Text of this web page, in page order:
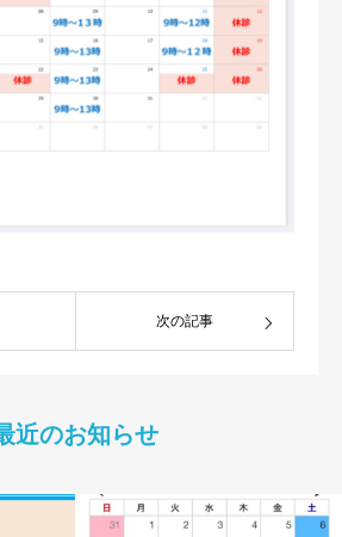
次の記事
近のお知らせ